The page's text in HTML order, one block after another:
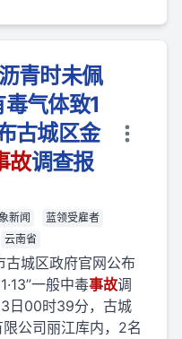
青时未佩
气体致1
古城区金
故调查报
新闻
蓝领受雇者
云南省
城区政府官网公布
一般中毒事故调
日00时39分，古城
公司丽江库内，2名